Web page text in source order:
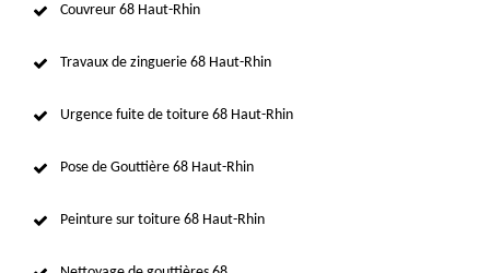
Couvreur 68 Haut-Rhin
Travaux de zinguerie 68 Haut-Rhin
Urgence fuite de toiture 68 Haut-Rhin
Pose de Gouttière 68 Haut-Rhin
Peinture sur toiture 68 Haut-Rhin